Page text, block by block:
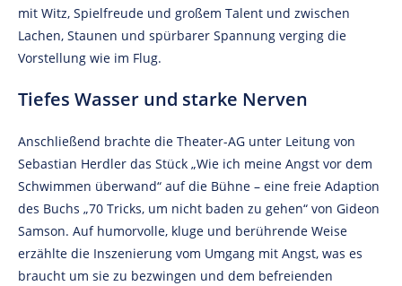
mit Witz, Spielfreude und großem Talent und zwischen
Lachen, Staunen und spürbarer Spannung verging die
Vorstellung wie im Flug.
Tiefes Wasser und starke Nerven
Anschließend brachte die Theater-AG unter Leitung von
Sebastian Herdler das Stück „Wie ich meine Angst vor dem
Schwimmen überwand“ auf die Bühne – eine freie Adaption
des Buchs „70 Tricks, um nicht baden zu gehen“ von Gideon
Samson. Auf humorvolle, kluge und berührende Weise
erzählte die Inszenierung vom Umgang mit Angst, was es
braucht um sie zu bezwingen und dem befreienden